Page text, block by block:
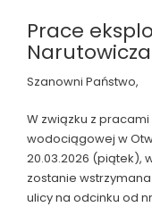
Prace
Szanowni Państwo,
W związku z
wodociągowej w
20.03.2026 (piątek),
zostanie
ulicy na odcinku od